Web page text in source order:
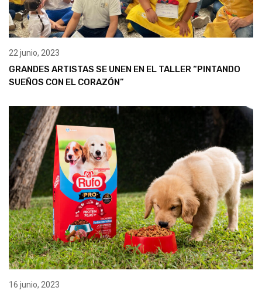
22 junio, 2023
GRANDES ARTISTAS SE UNEN EN EL TALLER “PINTANDO
SUEÑOS CON EL CORAZÓN”
16 junio, 2023